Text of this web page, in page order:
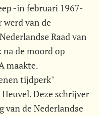
-in februari 1967-
van de
Raad van
de moord op
maakte.
tijdperk"
Deze schrijver
de Nederlandse